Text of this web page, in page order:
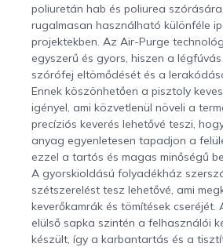
poliuretán hab és poliurea
rugalmasan használható különféle
projektekben. Az Air-Purge
egyszerű és gyors, hiszen a
szórófej eltömődését és a
Ennek köszönhetően a pisztoly
igényel, ami közvetlenül növeli a
precíziós keverés lehetővé teszi,
anyag egyenletesen tapadjon a
ezzel a tartós és magas minőségű
A gyorskioldású folyadékház
szétszerelést tesz lehetővé, ami
keverőkamrák és tömítések cseréjét.
elülső sapka szintén a felhasználói
készült, így a karbantartás és a